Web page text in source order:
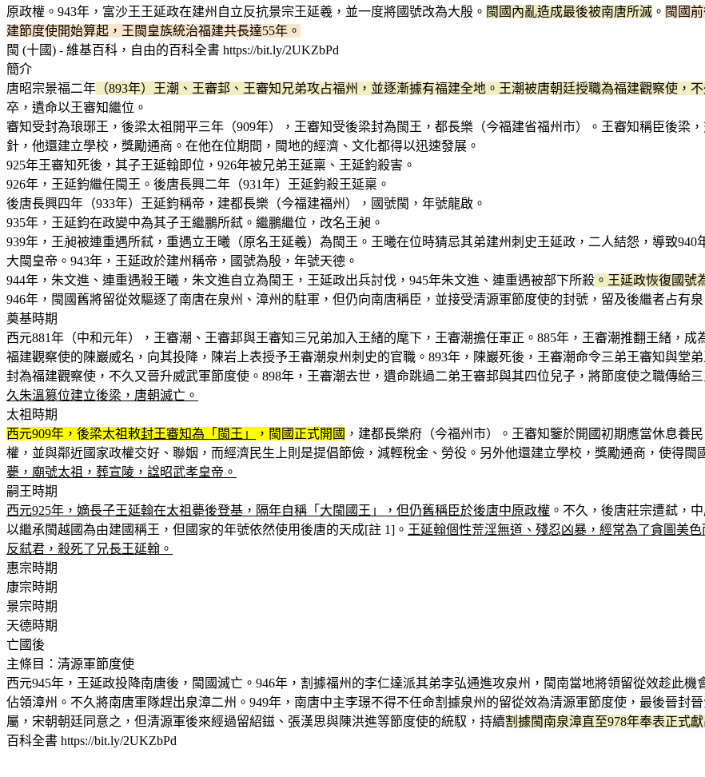
原政權。943年，富沙王王延政在建州自立反抗景宗王延羲，並一度將國號改為大殷。 閩國內亂造成最後被南唐所滅 。 閩國
建節度使開始算起，王閩皇族統治福建共長達55年。
閩 (十國) - 維基百科，自由的百科全書 https://bit.ly/2UKZbPd
簡介
唐昭宗景福二年 （893年）王潮、王審邽、王審知兄弟攻占福州，並逐漸據有福建全地。王潮被唐朝廷授職為福建觀察使，
卒，遺命以王審知繼位。
審知受封為琅琊王，後梁太祖開平三年（909年），王審知受後梁封為閩王，都長樂（今福建省福州市）。王審知稱臣後梁
針，他還建立學校，獎勵通商。在他在位期間，閩地的經濟、文化都得以迅速發展。
925年王審知死後，其子王延翰即位，926年被兄弟王延稟、王延鈞殺害。
926年，王延鈞繼任閩王。後唐長興二年（931年）王延鈞殺王延稟。
後唐長興四年（933年）王延鈞稱帝，建都長樂（今福建福州），國號閩，年號龍啟。
935年，王延鈞在政變中為其子王繼鵬所弒。繼鵬繼位，改名王昶。
939年，王昶被連重遇所弒，重遇立王曦（原名王延羲）為閩王。王曦在位時猜忌其弟建州刺史王延政，二人結怨，導致
大閩皇帝。943年，王延政於建州稱帝，國號為殷，年號天德。
944年，朱文進、連重遇殺王曦，朱文進自立為閩王，王延政出兵討伐，945年朱文進、連重遇被部下所殺 。王延政恢復國號
946年，閩國舊將留從效驅逐了南唐在泉州、漳州的駐軍，但仍向南唐稱臣，並接受清源軍節度使的封號，留及後繼者占有
奠基時期
西元881年（中和元年），王審潮、王審邽與王審知三兄弟加入王緒的麾下，王審潮擔任軍正。885年，王審潮推翻王緒，
福建觀察使的陳巖威名，向其投降，陳岩上表授予王審潮泉州刺史的官職。893年，陳巖死後，王審潮命令三弟王審知與堂
封為福建觀察使，不久又晉升威武軍節度使。898年，王審潮去世，遺命跳過二弟王審邽與其四位兒子，將節度使之職傳給
久朱溫篡位建立後梁，唐朝滅亡。
太祖時期
西元909年，後梁太祖敕封王審知為「閩王」 ，閩國正式開國 ，建都長樂府（今福州市）。王審知鑒於開國初期應當休息養
權，並與鄰近國家政權交好、聯姻，而經濟民生上則是提倡節儉，減輕稅金、勞役。另外他還建立學校，獎勵通商，使得閩
薨，廟號太祖，葬宣陵，諡昭武孝皇帝。
嗣王時期
西元925年，嫡長子王延翰在太祖薨後登基，隔年自稱「大閩國王」，但仍舊稱臣於後唐中原政權 。不久，後唐莊宗遭弒，
以繼承閩越國為由建國稱王，但國家的年號依然使用後唐的天成[註 1]。 王延翰個性荒淫無道、殘忍凶暴，經常為了貪圖美
反弒君，殺死了兄長王延翰。
惠宗時期
康宗時期
景宗時期
天德時期
亡國後
主條目：清源軍節度使
西元945年，王延政投降南唐後，閩國滅亡。946年，割據福州的李仁達派其弟李弘通進攻泉州，閩南當地將領留從效趁此
佔領漳州。不久將南唐軍隊趕出泉漳二州。949年，南唐中主李璟不得不任命割據泉州的留從效為清源軍節度使，最後晉封
屬，宋朝朝廷同意之，但清源軍後來經過留紹鎡、張漢思與陳洪進等節度使的統馭，持續割據閩南泉漳直至978年奉表正式
百科全書 https://bit.ly/2UKZbPd